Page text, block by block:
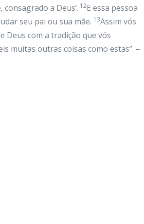
a Deus’. 12E essa pessoa
seu pai ou sua mãe. 13Assim vós
Deus com a tradição que vós
muitas outras coisas como estas”. –